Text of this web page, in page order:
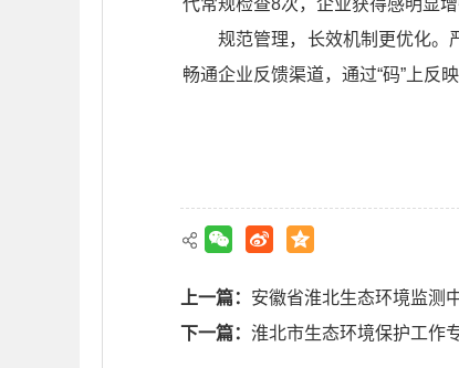
代常规检查8次，企业获得感明显增
规范管理，长效机制更优化。
畅通企业反馈渠道，通过“码”上反
上一篇： 安徽省淮北生态环境监测
下一篇： 淮北市生态环境保护工作